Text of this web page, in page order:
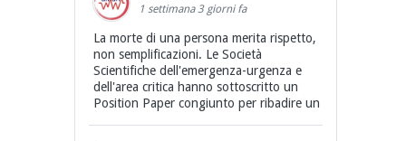
1 settimana 3 giorni fa
La morte di una persona merita rispetto,
non semplificazioni. Le Società
Scientifiche dell'emergenza-urgenza e
dell'area critica hanno sottoscritto un
Position Paper congiunto per ribadire un